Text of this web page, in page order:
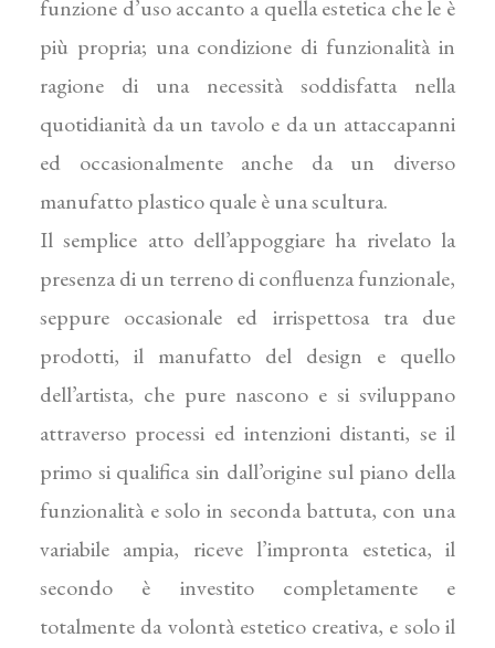
funzione d’uso accanto a quella estetica che le è
più propria; una condizione di funzionalità in
ragione di una necessità soddisfatta nella
quotidianità da un tavolo e da un attaccapanni
ed occasionalmente anche da un diverso
manufatto plastico quale è una scultura.
Il semplice atto dell’appoggiare ha rivelato la
presenza di un terreno di confluenza funzionale,
seppure occasiona­le ed irrispettosa tra due
prodotti, il manufatto del design e quello
dell’artista, che pure nascono e si sviluppano
attraverso processi ed intenzioni distanti, se il
primo si qualifica sin dall’origine sul piano della
funzionalità e solo in seconda battuta, con una
variabile ampia, riceve l’impronta estetica, il
secondo è investito completamente e
totalmente da volontà estetico creativa, e solo il